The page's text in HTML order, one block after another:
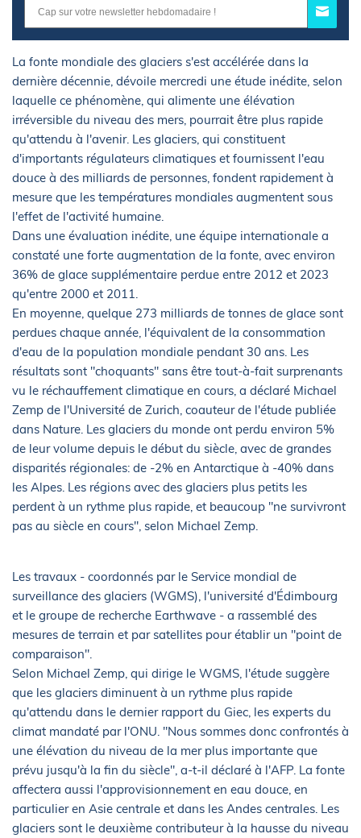
La fonte mondiale des glaciers s'est accélérée dans la
dernière décennie, dévoile mercredi une étude inédite, selon
laquelle ce phénomène, qui alimente une élévation
irréversible du niveau des mers, pourrait être plus rapide
qu'attendu à l'avenir. Les glaciers, qui constituent
d'importants régulateurs climatiques et fournissent l'eau
douce à des milliards de personnes, fondent rapidement à
mesure que les températures mondiales augmentent sous
l'effet de l'activité humaine.
Dans une évaluation inédite, une équipe internationale a
constaté une forte augmentation de la fonte, avec environ
36% de glace supplémentaire perdue entre 2012 et 2023
qu'entre 2000 et 2011.
En moyenne, quelque 273 milliards de tonnes de glace sont
perdues chaque année, l'équivalent de la consommation
d'eau de la population mondiale pendant 30 ans. Les
résultats sont "choquants" sans être tout-à-fait surprenants
vu le réchauffement climatique en cours, a déclaré Michael
Zemp de l'Université de Zurich, coauteur de l'étude publiée
dans Nature. Les glaciers du monde ont perdu environ 5%
de leur volume depuis le début du siècle, avec de grandes
disparités régionales: de -2% en Antarctique à -40% dans
les Alpes. Les régions avec des glaciers plus petits les
perdent à un rythme plus rapide, et beaucoup "ne survivront
pas au siècle en cours", selon Michael Zemp.
Les travaux - coordonnés par le Service mondial de
surveillance des glaciers (WGMS), l'université d'Édimbourg
et le groupe de recherche Earthwave - a rassemblé des
mesures de terrain et par satellites pour établir un "point de
comparaison".
Selon Michael Zemp, qui dirige le WGMS, l'étude suggère
que les glaciers diminuent à un rythme plus rapide
qu'attendu dans le dernier rapport du Giec, les experts du
climat mandaté par l'ONU. "Nous sommes donc confrontés à
une élévation du niveau de la mer plus importante que
prévu jusqu'à la fin du siècle", a-t-il déclaré à l'AFP. La fonte
affectera aussi l'approvisionnement en eau douce, en
particulier en Asie centrale et dans les Andes centrales. Les
glaciers sont le deuxième contributeur à la hausse du niveau